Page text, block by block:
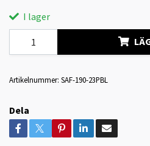
I lager
Artikelnummer: SAF-190-23PBL
Dela